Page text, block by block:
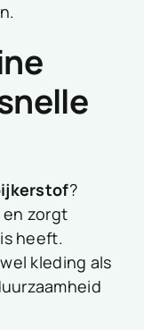
?
zorgt
heeft.
kleding als